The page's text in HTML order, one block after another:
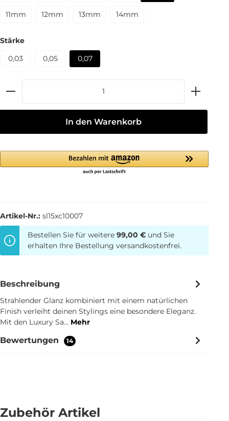
11mm 12mm 13mm 14mm
Stärke
0,03
0,05 0,07
In den Warenkorb
Artikel-Nr.: sl15xc10007
Bestellen Sie für weitere 99,00 € und Sie
erhalten Ihre Bestellung versandkostenfrei.
Beschreibung
Strahlender Glanz kombiniert mit einem natürlichen
Finish verleiht deinen Stylings eine besondere Eleganz.
Mit den Luxury Sa… Mehr
Bewertungen 14
Zubehör Artikel